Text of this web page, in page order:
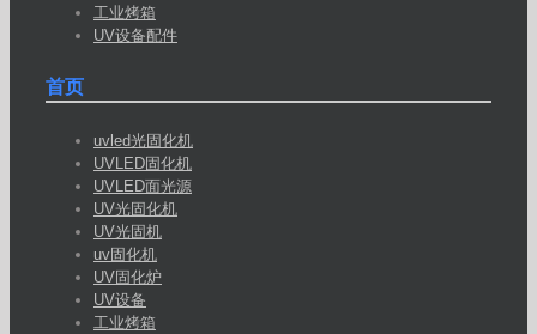
工业烤箱
UV设备配件
首页
uvled光固化机
UVLED固化机
UVLED面光源
UV光固化机
UV光固机
uv固化机
UV固化炉
UV设备
工业烤箱